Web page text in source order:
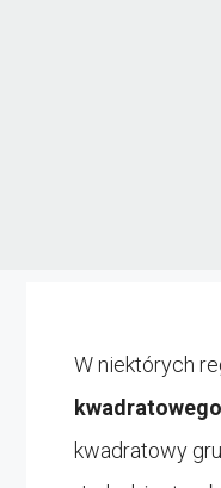
W niektórych
kwadratowy